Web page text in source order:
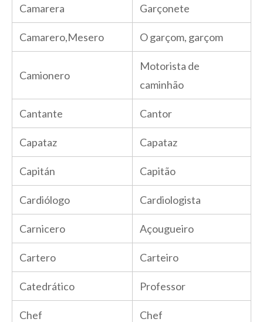
Camarera Garçonete
Camarero,Mesero O garçom, garçom
Camionero
Motorista de
caminhão
Cantante Cantor
Capataz Capataz
Capitán Capitão
Cardiólogo Cardiologista
Carnicero Açougueiro
Cartero Carteiro
Catedrático Professor
Chef Chef